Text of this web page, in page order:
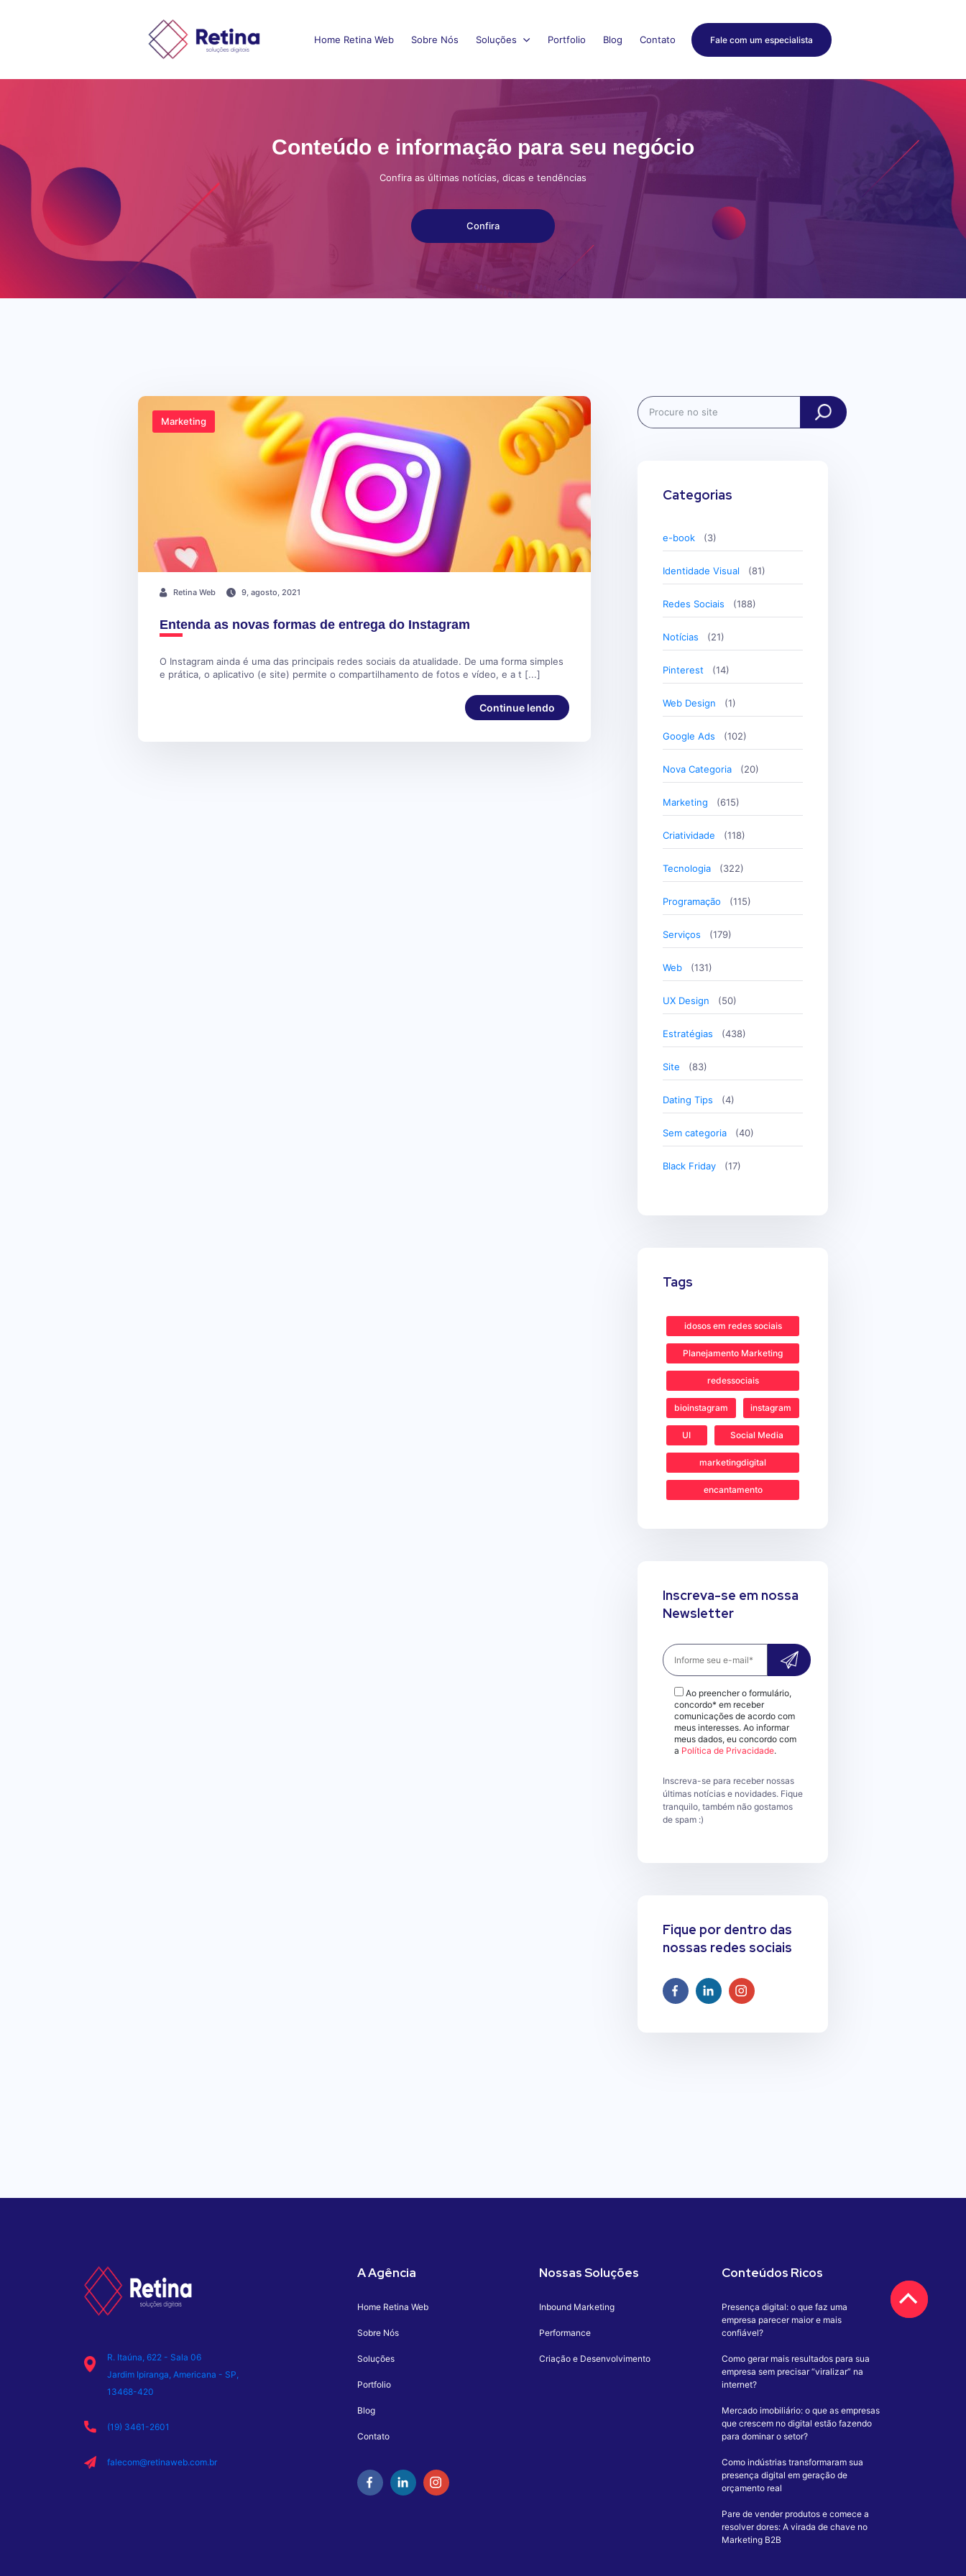
Home Retina Web Sobre Nós Soluções Portfolio Blog Contato Fale com um especialista
Conteúdo e informação para seu negócio
Confira as últimas notícias, dicas e tendências
Confira
Marketing
Retina Web 9, agosto, 2021
Entenda as novas formas de entrega do Instagram
O Instagram ainda é uma das principais redes sociais da atualidade. De uma forma simples
e prática, o aplicativo (e site) permite o compartilhamento de fotos e vídeo, e a t [...]
Continue lendo
Search
Categorias
e-book (3)
Identidade Visual (81)
Redes Sociais (188)
Notícias (21)
Pinterest (14)
Web Design (1)
Google Ads (102)
Nova Categoria (20)
Marketing (615)
Criatividade (118)
Tecnologia (322)
Programação (115)
Serviços (179)
Web (131)
UX Design (50)
Estratégias (438)
Site (83)
Dating Tips (4)
Sem categoria (40)
Black Friday (17)
Tags
idosos em redes sociais
Planejamento Marketing
redessociais
bioinstagram instagram
UI Social Media
marketingdigital
encantamento
Inscreva-se em nossa
Newsletter
Ao preencher o formulário,
concordo* em receber
comunicações de acordo com
meus interesses. Ao informar
meus dados, eu concordo com
a Política de Privacidade.
Inscreva-se para receber nossas
últimas notícias e novidades. Fique
tranquilo, também não gostamos
de spam :)
Fique por dentro das
nossas redes sociais
R. Itaúna, 622 - Sala 06
Jardim Ipiranga, Americana - SP,
13468-420
(19) 3461-2601
falecom@retinaweb.com.br
A Agência
Home Retina Web
Sobre Nós
Soluções
Portfolio
Blog
Contato
Nossas Soluções
Inbound Marketing
Performance
Criação e Desenvolvimento
Conteúdos Ricos
Presença digital: o que faz uma
empresa parecer maior e mais
confiável?
Como gerar mais resultados para sua
empresa sem precisar “viralizar” na
internet?
Mercado imobiliário: o que as empresas
que crescem no digital estão fazendo
para dominar o setor?
Como indústrias transformaram sua
presença digital em geração de
orçamento real
Pare de vender produtos e comece a
resolver dores: A virada de chave no
Marketing B2B